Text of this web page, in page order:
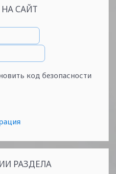
САЙТ
РАЗДЕЛА